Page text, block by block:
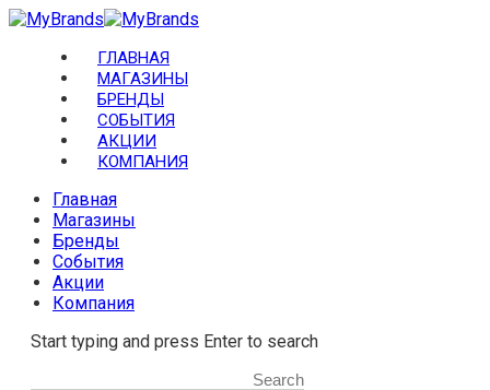
ГЛАВНАЯ
МАГАЗИНЫ
БРЕНДЫ
СОБЫТИЯ
АКЦИИ
КОМПАНИЯ
Главная
Магазины
Бренды
События
Акции
Компания
Start typing and press Enter to search